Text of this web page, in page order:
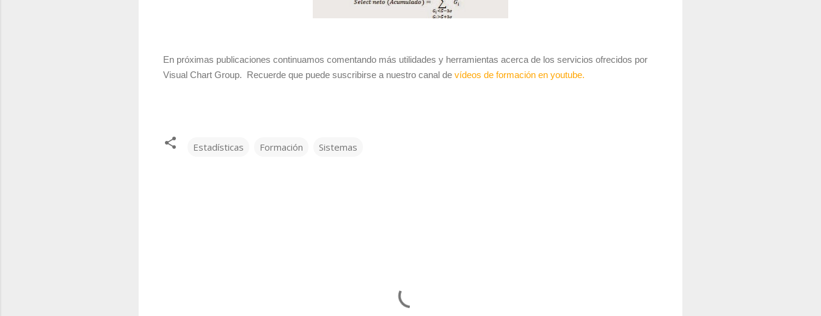
En próximas publicaciones continuamos comentando más utilidades y herramientas acerca de los servicios ofrecidos por
Visual Chart Group. Recuerde que puede suscribirse a nuestro canal de vídeos de formación en youtube.
Estadísticas Formación Sistemas